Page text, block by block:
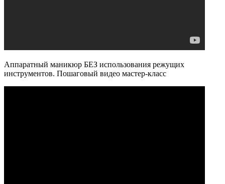
Аппаратный маникюр БЕЗ использования режущих
инструментов. Пошаговый видео мастер-класс